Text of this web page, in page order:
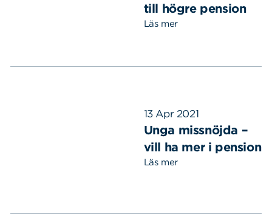
till högre pension
Läs mer
13 Apr 2021
Unga missnöjda –
vill ha mer i pension
Läs mer